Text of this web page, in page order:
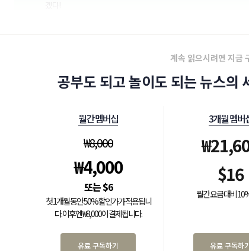
계속 읽으시려면 지금
공부도 되고 놀이도 되는 뉴스의
월간 멤버십
₩8,000
₩4,000
$6
첫 1개월 동안 50% 할인가가 적용됩니
다. 이후엔 ₩8,000이 결제됩니다.
유료 구독하기
3개월 멤버
₩
$16
월간 요금 대비
유료 구독하기